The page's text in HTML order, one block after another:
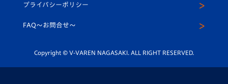
平和祈念活動
ホームタウン活動
スクール
公式LINE＠
プライバシーポリシー
FAQ〜お問合せ〜
Copyright © V-VAREN NAGASAKI. ALL RIGHT RESERVED.